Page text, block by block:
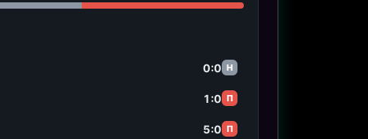
0:0 Н
1:0 П
5:0 П